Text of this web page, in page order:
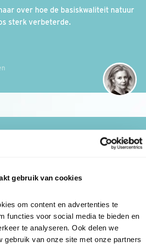
gebruik van cookies
om content en advertenties te
functies voor social media te bieden en
te analyseren. Ook delen we
gebruik van onze site met onze partners
over hoe de basiskwaliteit natuur
sterk verbeterde.
IN HET BOERENLAND
boerenland van Ooijpolder en